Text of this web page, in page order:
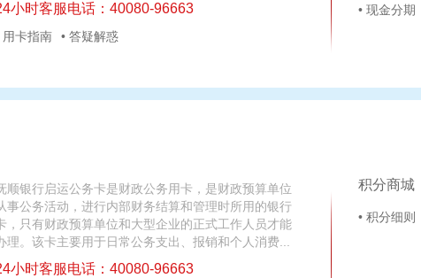
小时客服电话：40080-96663
用卡指南 • 答疑解惑
• 现金分期
顺银行启运公务卡是财政公务用卡，是财政预算单位
事公务活动，进行内部财务结算和管理时所用的银行
，只有财政预算单位和大型企业的正式工作人员才能
理。该卡主要用于日常公务支出、报销和个人消费...
小时客服电话：40080-96663
积分商城
• 积分细则